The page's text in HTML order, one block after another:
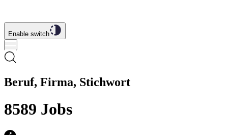
Enable switch
Beruf, Firma, Stichwort
8589 Jobs